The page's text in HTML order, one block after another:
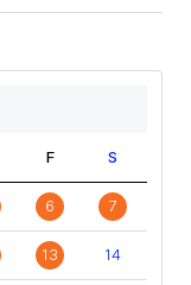
F S
6 7
13 14